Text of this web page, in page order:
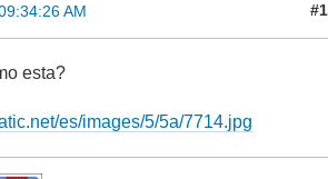
AM #1
esta?
es/images/5/5a/7714.jpg